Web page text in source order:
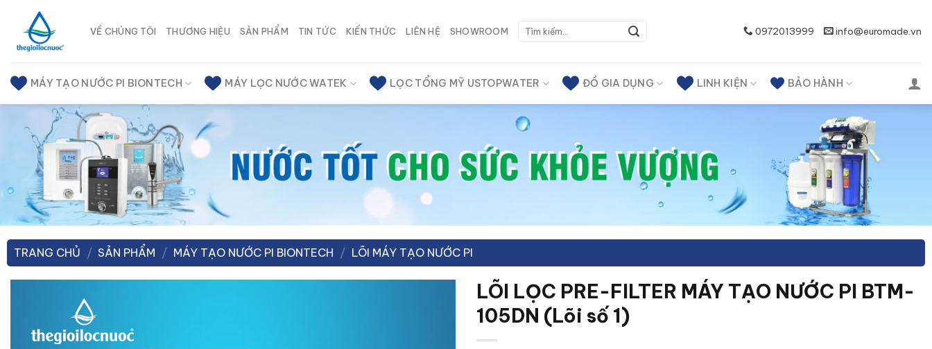
Chuyển
VỀ CHÚNG TÔI THƯƠNG HIỆU SẢN PHẨM TIN TỨC KIẾN THỨC LIÊN HỆ SHOWROOM
Tìm
0972013999 info@euromade.vn
MÁY TẠO NƯỚC PI BIONTECH MÁY LỌC NƯỚC WATEK LỌC TỔNG MỸ USTOPWATER ĐỒ GIA DỤNG LINH KIỆN BẢO HÀNH
TRANG CHỦ / SẢN PHẨM / MÁY TẠO NƯỚC PI BIONTECH / LÕI MÁY TẠO NƯỚC PI
LÕI LỌC PRE-FILTER MÁY TẠO NƯỚC PI BTM-
105DN (Lõi số 1)